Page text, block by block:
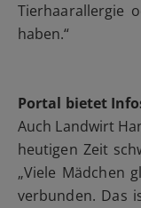
Tierhaarallergie
haben.“
Portal bietet
Auch Landwirt
heutigen Zeit
„Viele Mädchen
verbunden. Das